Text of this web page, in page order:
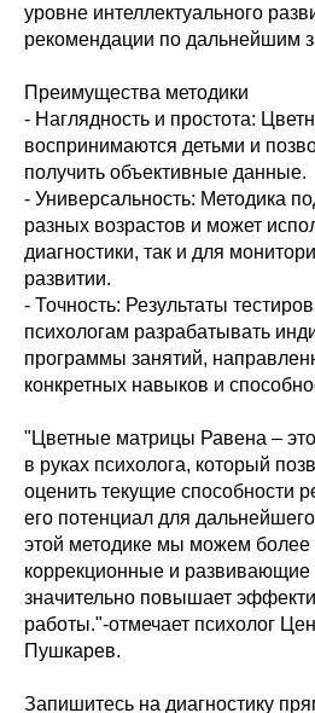
уровне интеллектуального
рекомендации по дальнейшим
Преимущества методики
- Наглядность и простота:
воспринимаются детьми и
получить объективные данные.
- Универсальность: Методика
разных возрастов и может
диагностики, так и для
развитии.
- Точность: Результаты
психологам разрабатывать
программы занятий,
конкретных навыков и
"Цветные матрицы Равена –
в руках психолога, который
оценить текущие способности
его потенциал для
этой методике мы можем более
коррекционные и
значительно повышает
работы."-отмечает психолог
Пушкарев.
Запишитесь на диагностику